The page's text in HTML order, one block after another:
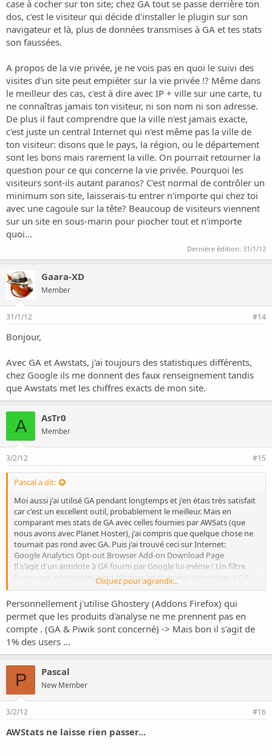
case à cocher sur ton site; chez GA tout se passe derrière ton
dos, c'est le visiteur qui décide d'installer le plugin sur son
navigateur et là, plus de données transmises à GA et tes stats
son faussées.
A propos de la vie privée, je ne vois pas en quoi le suivi des
visites d'un site peut empiéter sur la vie privée !? Même dans
le meilleur des cas, c'est à dire avec IP + ville sur une carte, tu
ne connaîtras jamais ton visiteur, ni son nom ni son adresse.
De plus il faut comprendre que la ville n'est jamais exacte,
c'est juste un central Internet qui n'est même pas la ville de
ton visiteur: disons que le pays, la région, ou le département
sont les bons mais rarement la ville. On pourrait retourner la
question pour ce qui concerne la vie privée. Pourquoi les
visiteurs sont-ils autant paranos? C'est normal de contrôler un
minimum son site, laisserais-tu entrer n'importe qui chez toi
avec une cagoule sur la tête? Beaucoup de visiteurs viennent
sur un site en sous-marin pour piocher tout et n'importe
quoi...
Dernière édition: 31/1/12
Gaara-XD
Member
31/1/12 #14
Bonjour,
Avec GA et Awstats, j'ai toujours des statistiques différents,
chez Google ils me donnent des faux renseignement tandis
que Awstats met les chiffres exacts de mon site.
A AsTr0
Member
3/2/12 #15
Pascal a dit:
Moi aussi j'ai utilisé GA pendant longtemps et j'en étais très satisfait
car c'est un excellent outil, probablement le meilleur. Mais en
comparant mes stats de GA avec celles fournies par AWSats (que
nous avons avec Planet Hoster), j'ai compris que quelque chose ne
tournait pas rond avec GA. Puis j'ai trouvé ceci sur Internet:
Google Analytics Opt-out Browser Add-on Download Page
Il s'agit d'un antidote à GA fourni par Google lui-même ! Un filtre
fourni aux internautes pour bloquer les données transmises à GA!
Je me suis senti trahi et j'ai pris Piwik qui finalement est presque
aussi bon et en constante évolution.
Piwik aussi permet de suivre plusieurs sites et donne également les
mots tapés dans les moteurs de recherche par les internautes pour
arriver sur ton site; en greffant le plugin GeoIP tu as aussi la ville
comme avec GA...
Cliquez pour agrandir...
Personnellement j'utilise Ghostery (Addons Firefox) qui
permet que les produits d'analyse ne me prennent pas en
compte . (GA & Piwik sont concerné) -> Mais bon il s'agit de
1% des users ...
P Pascal
New Member
3/2/12 #16
AWStats ne laisse rien passer...